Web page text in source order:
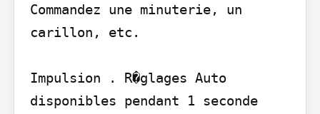
Commandez une minuterie, un
carillon, etc.
Impulsion . R�glages Auto
disponibles pendant 1 seconde